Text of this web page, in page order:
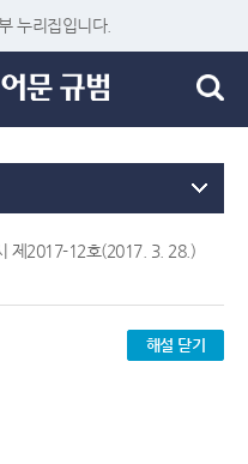
누리집입니다.
제2017-12호(2017. 3. 28.)
해설 닫기